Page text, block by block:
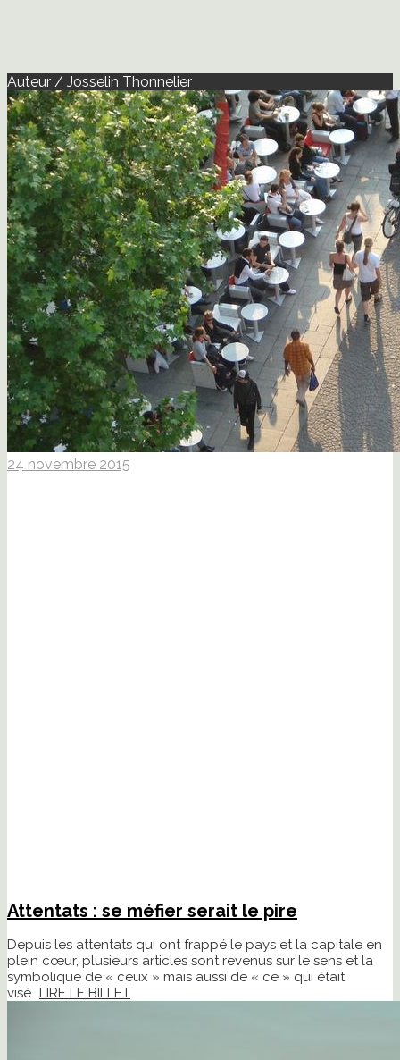
Auteur / Josselin Thonnelier
24 novembre 2015
Attentats : se méfier serait le pire
Depuis les attentats qui ont frappé le pays et la capitale en
plein cœur, plusieurs articles sont revenus sur le sens et la
symbolique de « ceux » mais aussi de « ce » qui était
visé... LIRE LE BILLET